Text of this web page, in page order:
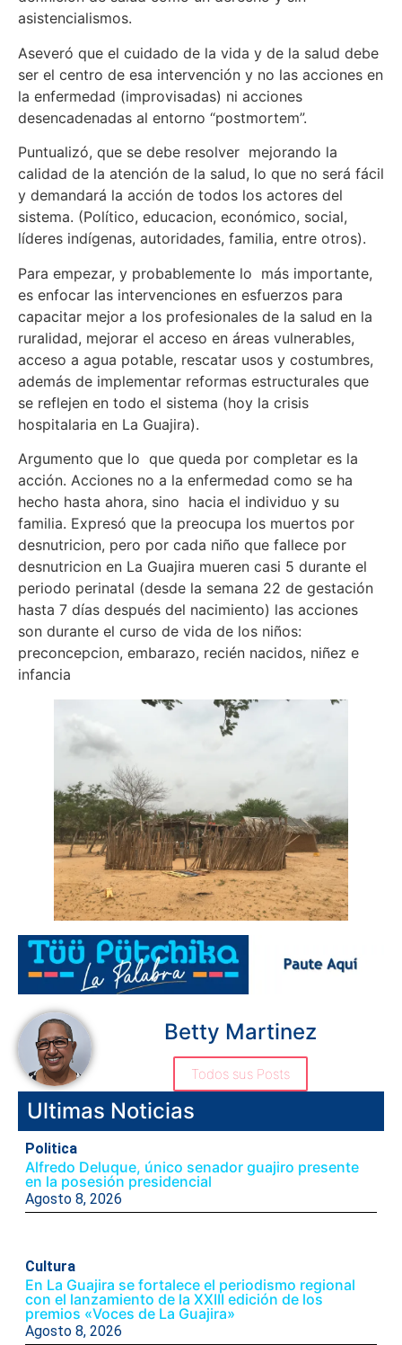
asistencialismos.
Aseveró que el cuidado de la vida y de la salud debe
ser el centro de esa intervención y no las acciones en
la enfermedad (improvisadas) ni acciones
desencadenadas al entorno “postmortem”.
Puntualizó, que se debe resolver mejorando la
calidad de la atención de la salud, lo que no será fácil
y demandará la acción de todos los actores del
sistema. (Político, educacion, económico, social,
líderes indígenas, autoridades, familia, entre otros).
Para empezar, y probablemente lo más importante,
es enfocar las intervenciones en esfuerzos para
capacitar mejor a los profesionales de la salud en la
ruralidad, mejorar el acceso en áreas vulnerables,
acceso a agua potable, rescatar usos y costumbres,
además de implementar reformas estructurales que
se reflejen en todo el sistema (hoy la crisis
hospitalaria en La Guajira).
Argumento que lo que queda por completar es la
acción. Acciones no a la enfermedad como se ha
hecho hasta ahora, sino hacia el individuo y su
familia. Expresó que la preocupa los muertos por
desnutricion, pero por cada niño que fallece por
desnutricion en La Guajira mueren casi 5 durante el
periodo perinatal (desde la semana 22 de gestación
hasta 7 días después del nacimiento) las acciones
son durante el curso de vida de los niños:
preconcepcion, embarazo, recién nacidos, niñez e
infancia
Betty Martinez
Todos sus Posts
Ultimas Noticias
Politica
Alfredo Deluque, único senador guajiro presente
en la posesión presidencial
Agosto 8, 2026
Cultura
En La Guajira se fortalece el periodismo regional
con el lanzamiento de la XXIII edición de los
premios «Voces de La Guajira»
Agosto 8, 2026